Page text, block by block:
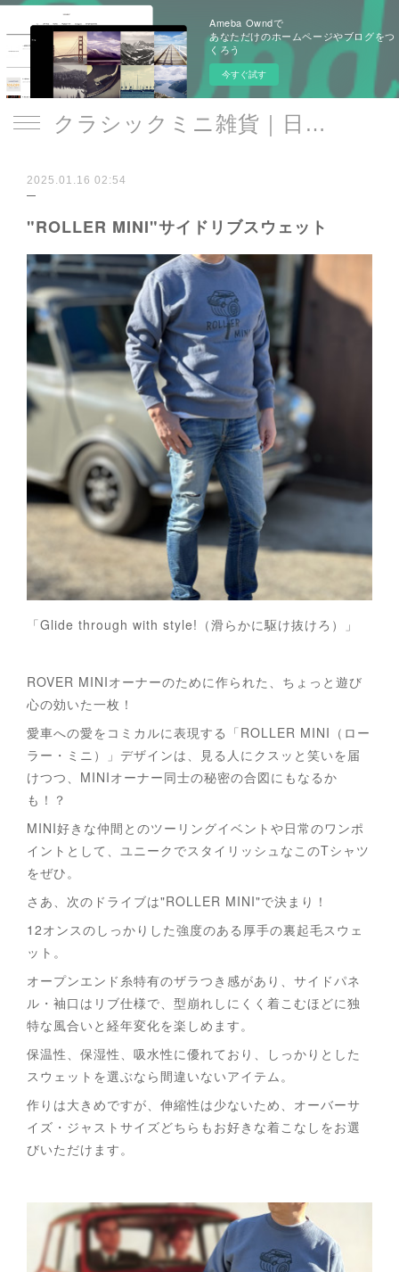
Ameba Owndで
あなただけのホームページやブログをつ
くろう
今すぐ試す
クラシックミニ雑貨｜日遊品 トミー1号2号
2025.01.16 02:54
"ROLLER MINI"サイドリブスウェット
「Glide through with style!（滑らかに駆け抜けろ）」
ROVER MINIオーナーのために作られた、ちょっと遊び
心の効いた一枚！
愛車への愛をコミカルに表現する「ROLLER MINI（ロー
ラー・ミニ）」デザインは、見る人にクスッと笑いを届
けつつ、MINIオーナー同士の秘密の合図にもなるか
も！？
MINI好きな仲間とのツーリングイベントや日常のワンポ
イントとして、ユニークでスタイリッシュなこのTシャツ
をぜひ。
さあ、次のドライブは"ROLLER MINI"で決まり！
12オンスのしっかりした強度のある厚手の裏起毛スウェ
ット。
オープンエンド糸特有のザラつき感があり、サイドパネ
ル・袖口はリブ仕様で、型崩れしにくく着こむほどに独
特な風合いと経年変化を楽しめます。
保温性、保湿性、吸水性に優れており、しっかりとした
スウェットを選ぶなら間違いないアイテム。
作りは大きめですが、伸縮性は少ないため、オーバーサ
イズ・ジャストサイズどちらもお好きな着こなしをお選
びいただけます。